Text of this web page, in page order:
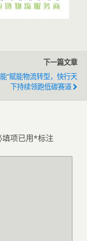
下一篇文章
”赋能物流转型，快行天
下持续领跑低碳赛道
填项已用*标注